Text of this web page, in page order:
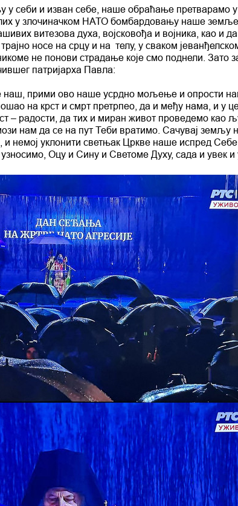
у себи и изван себе, наше обраћање претварамо
у злочиначком НАТО бомбардовању наше земље
витезова духа, војсковођа и војника, као и
носе на срцу и на телу, у сваком
не понови страдање које смо поднели. Зато
патријарха Павла:
наш, прими ово наше усрдно мољење и опрости
на крст и смрт претрпео, да и међу нама, и у
– радости, да тих и миран живот проведемо као
нам да се на пут Теби вратимо. Сачувај земљу
и немој уклонити светњак Цркве наше испред
Оцу и Сину и Светоме Духу, сада и увек и